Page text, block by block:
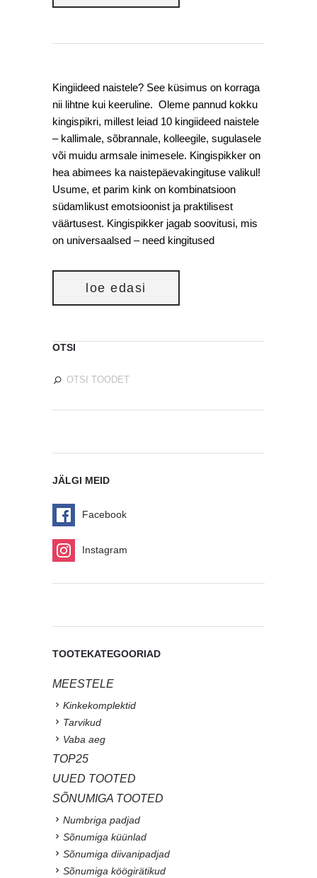
Kingiideed naistele? See küsimus on korraga
nii lihtne kui keeruline. Oleme pannud kokku
kingispikri, millest leiad 10 kingiideed naistele
– kallimale, sõbrannale, kolleegile, sugulasele
või muidu armsale inimesele. Kingispikker on
hea abimees ka naistepäevakingituse valikul!
Usume, et parim kink on kombinatsioon
südamlikust emotsioonist ja praktilisest
väärtusest. Kingispikker jagab soovitusi, mis
on universaalsed – need kingitused
loe edasi
OTSI
JÄLGI MEID
Facebook
Instagram
TOOTEKATEGOORIAD
MEESTELE
Kinkekomplektid
Tarvikud
Vaba aeg
TOP25
UUED TOOTED
SÕNUMIGA TOOTED
Numbriga padjad
Sõnumiga küünlad
Sõnumiga diivanipadjad
Sõnumiga köögirätikud